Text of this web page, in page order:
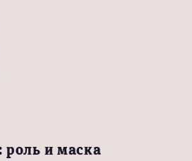
роль и маска